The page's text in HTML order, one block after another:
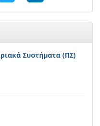
Συστήματα (ΠΣ)